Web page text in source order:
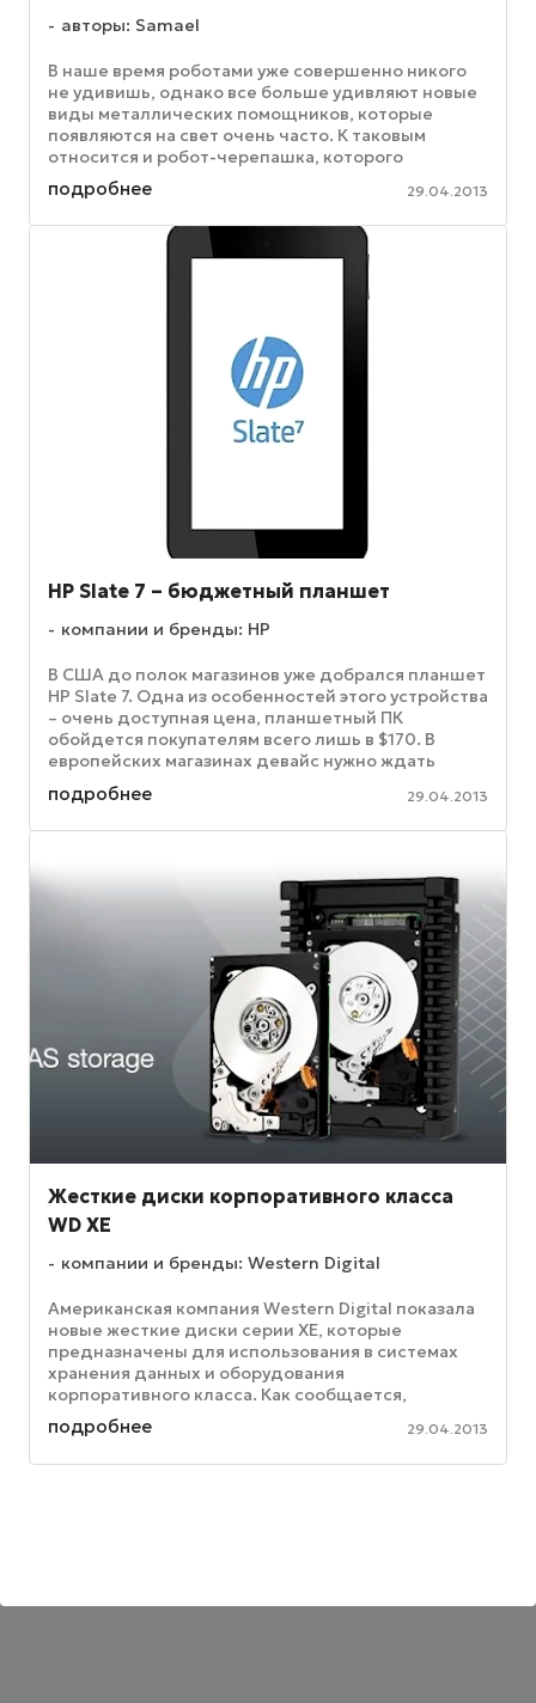
авторы: Samael
В наше время роботами уже совершенно никого
не удивишь, однако все больше удивляют новые
виды металлических помощников, которые
появляются на свет очень часто. К таковым
относится и робот-черепашка, которого
разработали недавно специалисты ...
подробнее 29.04.2013
HP Slate 7 – бюджетный планшет
компании и бренды: HP
В США до полок магазинов уже добрался планшет
HP Slate 7. Одна из особенностей этого устройства
– очень доступная цена, планшетный ПК
обойдется покупателям всего лишь в $170. В
европейских магазинах девайс нужно ждать
только к июню, однако уже ...
подробнее 29.04.2013
Жесткие диски корпоративного класса
WD XE
компании и бренды: Western Digital
Американская компания Western Digital показала
новые жесткие диски серии ХЕ, которые
предназначены для использования в системах
хранения данных и оборудования
корпоративного класса. Как сообщается,
винчестеры выполнены на основе 2,5-дюймовых
...
подробнее 29.04.2013